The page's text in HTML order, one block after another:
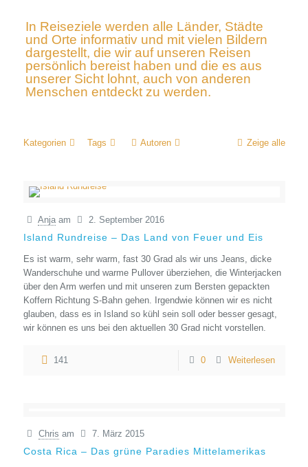
In Reiseziele werden alle Länder, Städte
und Orte informativ und mit vielen Bildern
dargestellt, die wir auf unseren Reisen
persönlich bereist haben und die es aus
unserer Sicht lohnt, auch von anderen
Menschen entdeckt zu werden.
Kategorien Tags Autoren Zeige alle
Anja am 2. September 2016
Island Rundreise – Das Land von Feuer und Eis
Es ist warm, sehr warm, fast 30 Grad als wir uns Jeans, dicke
Wanderschuhe und warme Pullover überziehen, die Winterjacken
über den Arm werfen und mit unseren zum Bersten gepackten
Koffern Richtung S-Bahn gehen. Irgendwie können wir es nicht
glauben, dass es in Island so kühl sein soll oder besser gesagt,
wir können es uns bei den aktuellen 30 Grad nicht vorstellen.
141 0 Weiterlesen
Chris am 7. März 2015
Costa Rica – Das grüne Paradies Mittelamerikas